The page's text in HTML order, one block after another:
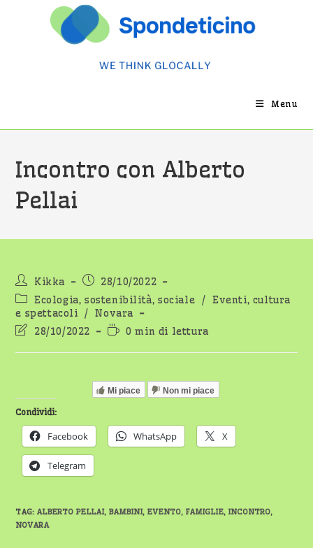
Menu
Incontro con Alberto
Pellai
Autore
dell'articolo:
Kikka
Articolo
pubblicato:
28/10/2022
Categoria
dell'articolo:
Ecologia, sostenibilità, sociale / Eventi, cultura
e spettacoli / Novara
Ultima
dell'articolo:
28/10/2022
Tempo
lettura:
0 min di lettura
Mi piace Non mi piace
Condividi:
Facebook WhatsApp X
Telegram
TAG: ALBERTO PELLAI, BAMBINI, EVENTO, FAMIGLIE, INCONTRO,
NOVARA